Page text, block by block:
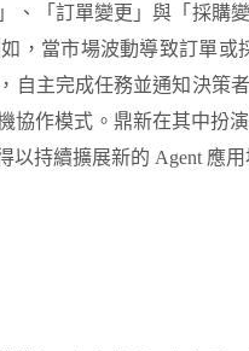
、「訂單變更」與「採購
， 當市場波動導致訂單或
，自主完成任務並通知決策
協作模式 。鼎新在其中扮
以持續擴展新的 Agent 應